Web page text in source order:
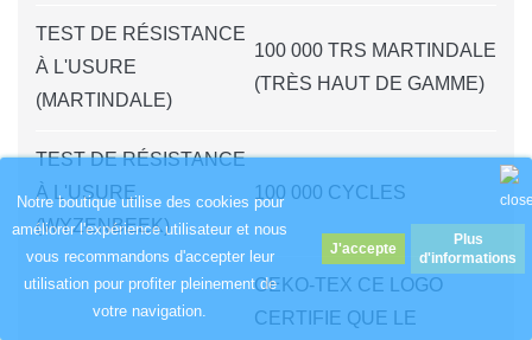
Notre boutique utilise des cookies pour
améliorer l'expérience utilisateur et nous
vous recommandons d'accepter leur
utilisation pour profiter pleinement de
votre navigation.
Plus
d'informations
TEST DE RÉSISTANCE
À L'USURE
(MARTINDALE)
100 000 TRS MARTINDALE
(TRÈS HAUT DE GAMME)
TEST DE RÉSISTANCE
À L'USURE
(WYZENBEEK)
100 000 CYCLES
OEKO-TEX CE LOGO
CERTIFIE QUE LE